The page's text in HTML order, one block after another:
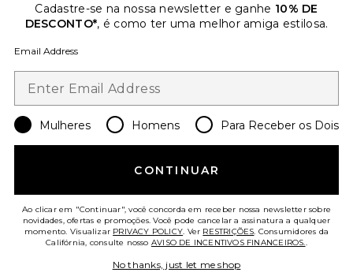
Email Address
Sign Up
Change Country Regions
USD
AJUDE-NOS A MELHORAR!
Responda uma rápida pesquisa sobre seu acesso.Vamos lá!
ATENDIMENTO AO CLIENTE
Cadastre-se na nossa newsletter e ganhe 10% DE
DESCONTO*, é como ter uma melhor amiga estilosa.
Email Address
Mulheres Homens Para Receber os Dois
CONTINUAR
Ao clicar em "Continuar", você concorda em receber nossa newsletter sobre
novidades, ofertas e promoções. Você pode cancelar a assinatura a qualquer
momento. Visualizar PRIVACY POLICY. Ver RESTRIÇÕES. Consumidores da
Califórnia, consulte nosso AVISO DE INCENTIVOS FINANCEIROS..
No thanks, just let me shop